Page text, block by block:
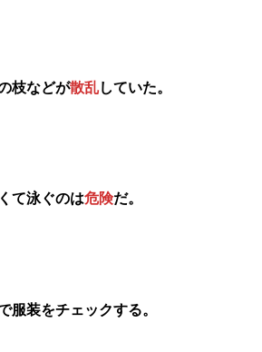
枝などが散乱していた。
て泳ぐのは危険だ。
服装をチェックする。